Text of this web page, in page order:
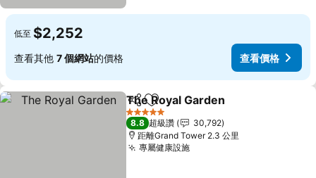
低至 $2,252
查看其他 7 個網站的價格 查看價格
分享 加入我的最愛
The Royal Garden
5 星級
8.8 超級讚
30,792
距離Grand Tower 2.3 公里
專屬健康設施